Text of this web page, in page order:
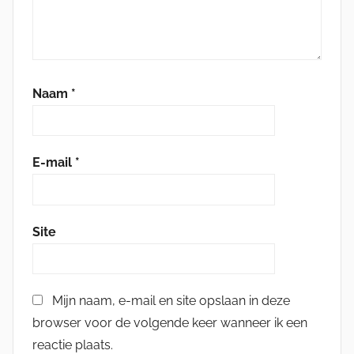
Naam *
E-mail *
Site
Mijn naam, e-mail en site opslaan in deze
browser voor de volgende keer wanneer ik een
reactie plaats.